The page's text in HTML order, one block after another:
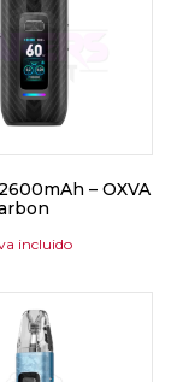
– OXVA
incluido